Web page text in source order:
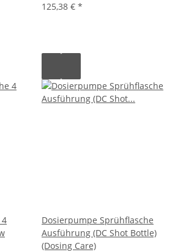
125,38 € *
Dosierpumpe Sprühflasche
Ausführung (DC Shot Bottle)
(Dosing Care)